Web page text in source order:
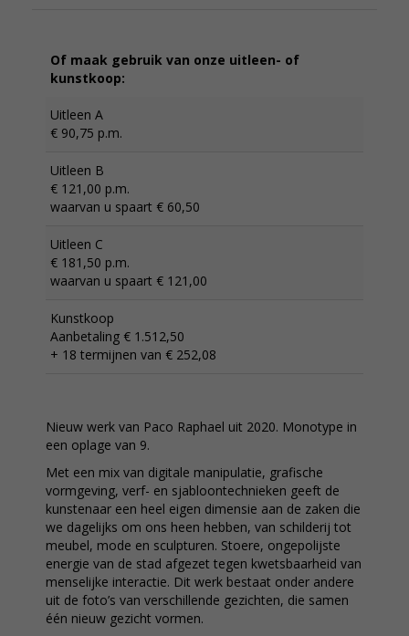
Of maak gebruik van onze uitleen- of
kunstkoop:
Uitleen A
€ 90,75 p.m.
Uitleen B
€ 121,00 p.m.
waarvan u spaart € 60,50
Uitleen C
€ 181,50 p.m.
waarvan u spaart € 121,00
Kunstkoop
Aanbetaling € 1.512,50
+ 18 termijnen van € 252,08
Nieuw werk van Paco Raphael uit 2020. Monotype in
een oplage van 9.
Met een mix van digitale manipulatie, grafische
vormgeving, verf- en sjabloontechnieken geeft de
kunstenaar een heel eigen dimensie aan de zaken die
we dagelijks om ons heen hebben, van schilderij tot
meubel, mode en sculpturen. Stoere, ongepolijste
energie van de stad afgezet tegen kwetsbaarheid van
menselijke interactie. Dit werk bestaat onder andere
uit de foto’s van verschillende gezichten, die samen
één nieuw gezicht vormen.